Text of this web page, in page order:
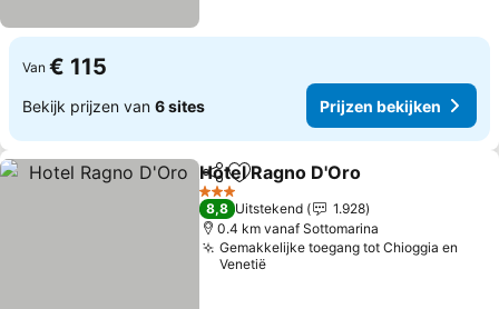
Van € 115
Bekijk prijzen van 6 sites Prijzen bekijken
DelenToevoegen aan favorieten
Hotel Ragno D'Oro
3 Sterren
8,8 Uitstekend
1.928
0.4 km vanaf Sottomarina
Gemakkelijke toegang tot Chioggia en
Venetië